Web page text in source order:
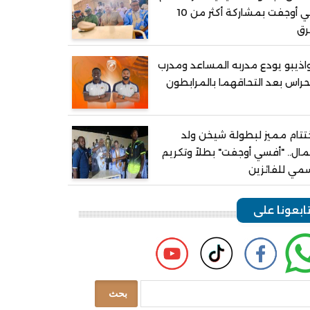
في أوجفت بمشاركة أكثر من 10
يودع مدربه المساعد ومدرب
بعد التحاقهما بالمرابطون
مميز لبطولة شيخن ولد
"أفسي أوجفت" بطلاً وتكريم
للفائزين
تابعونا على